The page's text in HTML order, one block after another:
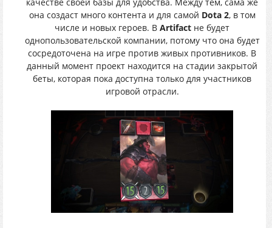
качестве своей базы для удобства. Между тем, сама же
она создаст много контента и для самой Dota 2, в том
числе и новых героев. В Artifact не будет
однопользовательской компании, потому что она будет
сосредоточена на игре против живых противников. В
данный момент проект находится на стадии закрытой
беты, которая пока доступна только для участников
игровой отрасли.